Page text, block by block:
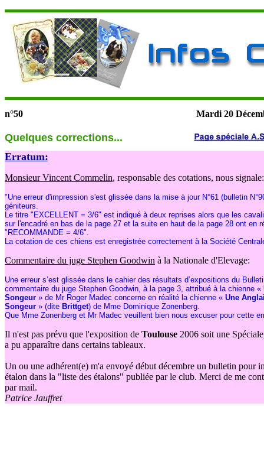
n°50 Mardi 20
Quelques corrections...
Erratum:
Monsieur Vincent Commelin, responsable des cotations, nous signale:
"Une erreur d'impression s'est glissée dans la mise à jour N°61 (bulletin
géniteurs.
Le titre "EXCELLENT = 3/6" est indiqué à deux reprises alors que les
sur l'encadré en bas de la page 27 et la suite en haut de la page 28 ont en
"RECOMMANDE = 4/6".
La cotation de ces chiens est enregistrée correctement à la Société
Commentaire du juge Stephen Goodwin à la Nationale d'Elevage:
Une erreur s’est glissée dans le cahier des résultats d’expositions du
commentaire du juge Stephen Goodwin, à la page 3, attribué à la chienne «
Songeur » de Mr Roger Madec concerne en réalité la chienne « Une
Songeur » (dite Brittget) de Mme Dominique Zonenberg.
Que Mme Zonenberg et Mr Madec veuillent bien nous excuser pour cette
Il n'est pas prévu que l'exposition de Toulouse 2006 soit une
a pu apparaître dans certains tableaux.
Un ou une adhérent(e) m'a envoyé début décembre un bulletin pour
étalon dans la "liste des étalons" publiée par le club. Merci de me
par mail.
Patrice Jauffret